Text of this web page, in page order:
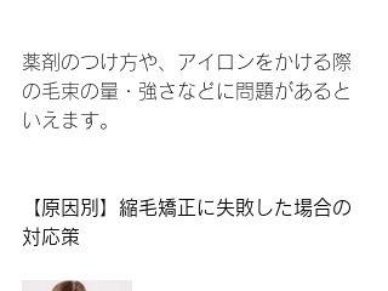
薬剤のつけ方や、アイロンをかける際
の毛束の量・強さなどに問題があると
いえます。
【原因別】縮毛矯正に失敗した場合の
対応策